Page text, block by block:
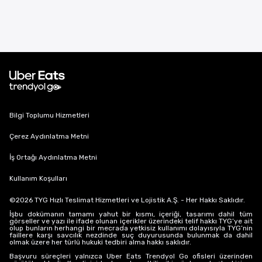
©2026 TYG Hızlı Teslimat Hizmetleri ve Lojistik A.Ş. - Her Hakkı Saklıdır.
Bilgi Toplumu Hizmetleri
Çerez Aydınlatma Metni
İş Ortağı Aydınlatma Metni
Kullanım Koşulları
İşbu dokümanın tamamı yahut bir kısmı, içeriği, tasarımı dahil tüm
görseller ve yazı ile ifade olunan içerikler üzerindeki telif hakkı TYG’ye ait
olup bunların herhangi bir mecrada yetkisiz kullanımı dolayısıyla TYG’nin
faillere karşı savcılık nezdinde suç duyurusunda bulunmak da dahil
olmak üzere her türlü hukuki tedbiri alma hakkı saklıdır.
Başvuru süreçleri yalnızca Uber Eats Trendyol Go ofisleri üzerinden